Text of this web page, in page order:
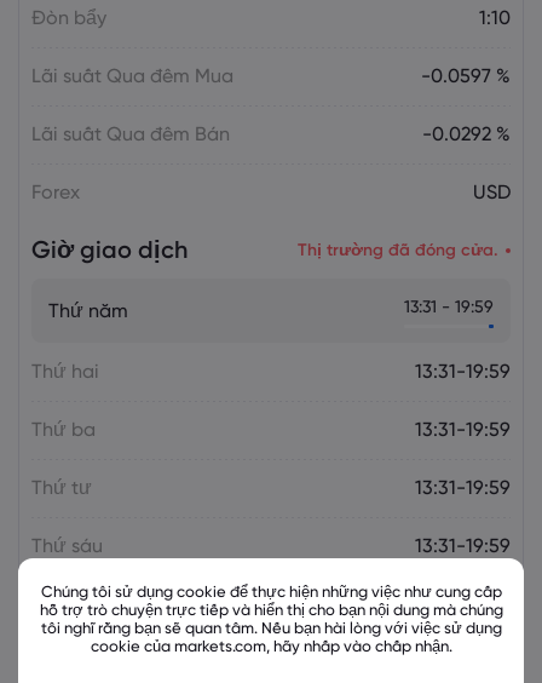
Emma Rose
Đòn bẩy 1:10
Lãi suất Qua đêm Mua -0.0597 %
Lãi suất Qua đêm Bán -0.0292 %
Forex USD
Giờ giao dịch Thị trường đã đóng cửa.
Thứ năm 13:31 - 19:59
Thứ hai 13:31-19:59
Thứ ba 13:31-19:59
Thứ tư 13:31-19:59
Thứ sáu 13:31-19:59
Các công cụ liên quan
Chúng tôi sử dụng cookie để thực hiện những việc như cung cấp
hỗ trợ trò chuyện trực tiếp và hiển thị cho bạn nội dung mà chúng
tôi nghĩ rằng bạn sẽ quan tâm. Nếu bạn hài lòng với việc sử dụng
cookie của markets.com, hãy nhấp vào chấp nhận.